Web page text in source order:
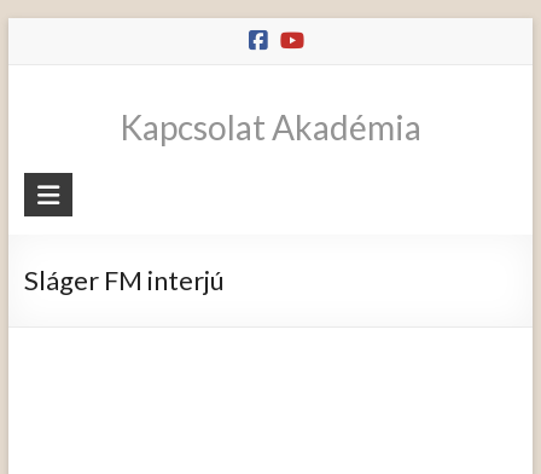
Kapcsolat Akadémia
Sláger FM interjú